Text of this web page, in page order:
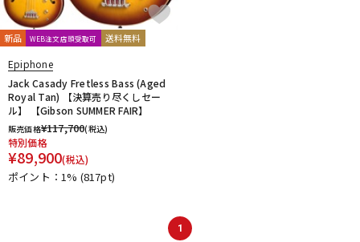
新品 WEB注文店頭受取可 送料無料
Epiphone
Jack Casady Fretless Bass (Aged
Royal Tan) 【決算売り尽くしセー
ル】 【Gibson SUMMER FAIR】
販売価格¥117,700(税込)
特別価格
¥89,900(税込)
ポイント：1% (817pt)
1